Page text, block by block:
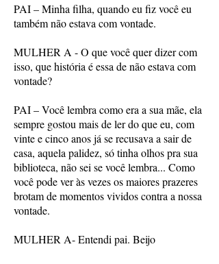
PAI – Minha filha, quando eu fiz você eu
também não estava com vontade.
MULHER A - O que você quer dizer com
isso, que história é essa de não estava com
vontade?
PAI – Você lembra como era a sua mãe, ela
sempre gostou mais de ler do que eu, com
vinte e cinco anos já se recusava a sair de
casa, aquela palidez, só tinha olhos pra sua
biblioteca, não sei se você lembra... Como
você pode ver às vezes os maiores prazeres
brotam de momentos vividos contra a nossa
vontade.
MULHER A- Entendi pai. Beijo